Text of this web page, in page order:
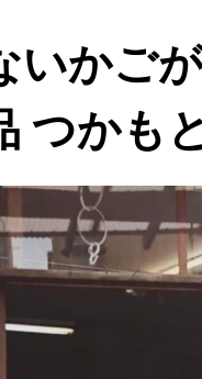
いかご
つかも